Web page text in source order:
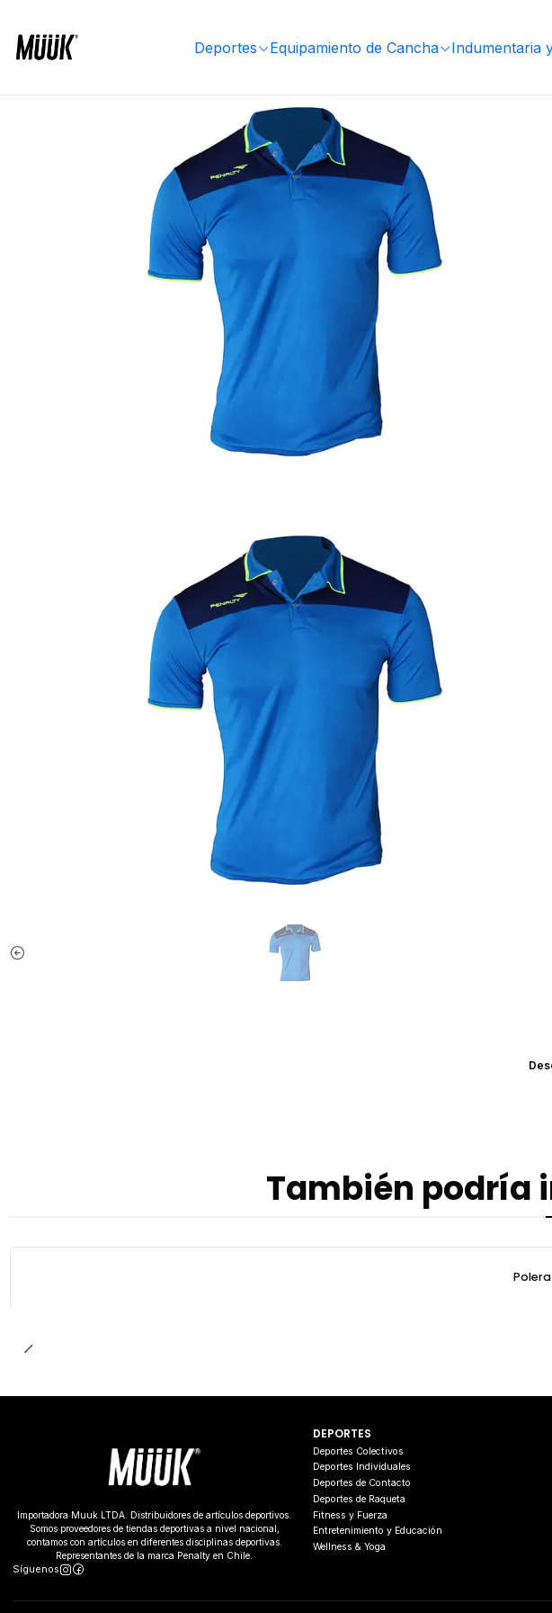
Deportes Equipamiento de Cancha Indumentaria
También podría
Importadora Muuk LTDA. Distribuidores de artículos deportivos.
Somos proveedores de tiendas deportivas a nivel nacional,
contamos con artículos en diferentes disciplinas deportivas.
Representantes de la marca Penalty en Chile.
Síguenos
DEPORTES
Deportes Colectivos
Deportes Individuales
Deportes de Contacto
Deportes de Raqueta
Fitness y Fuerza
Entretenimiento y Educación
Wellness & Yoga